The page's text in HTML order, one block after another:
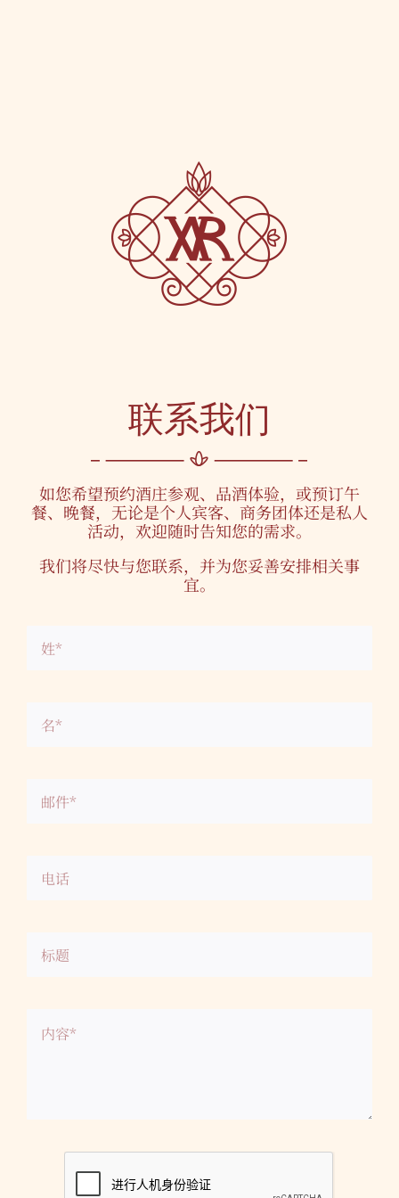
联系我们
如您希望预约酒庄参观、品酒体验，或预订午
餐、晚餐，无论是个人宾客、商务团体还是私人
活动，欢迎随时告知您的需求。
我们将尽快与您联系，并为您妥善安排相关事
宜。